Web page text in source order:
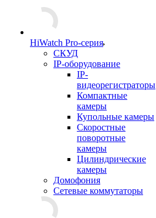
HiWatch Pro-серия
CКУД
IP-оборудование
IP-
видеорегистраторы
Компактные
камеры
Купольные камеры
Скоростные
поворотные
камеры
Цилиндрические
камеры
Домофония
Сетевые коммутаторы